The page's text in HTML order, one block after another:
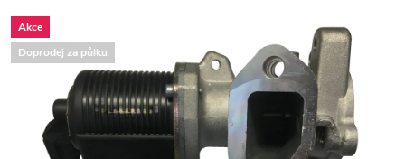
Akce
Doprodej za půlku